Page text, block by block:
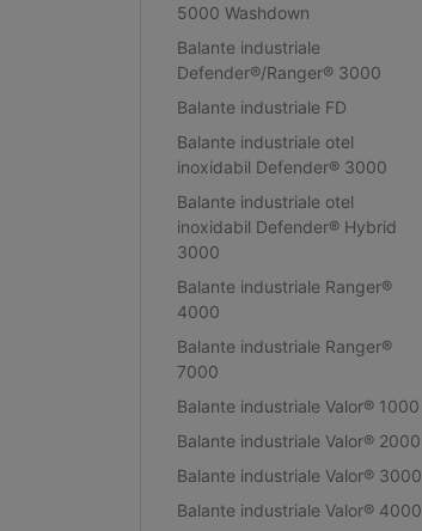
5000 Washdown
Balante industriale
Defender®/Ranger® 3000
Balante industriale FD
Balante industriale otel
inoxidabil Defender® 3000
Balante industriale otel
inoxidabil Defender® Hybrid
3000
Balante industriale Ranger®
4000
Balante industriale Ranger®
7000
Balante industriale Valor® 1000
Balante industriale Valor® 2000
Balante industriale Valor® 3000
Balante industriale Valor® 4000